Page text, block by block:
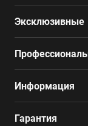
Эксклюзивные
Информация
Гарантия